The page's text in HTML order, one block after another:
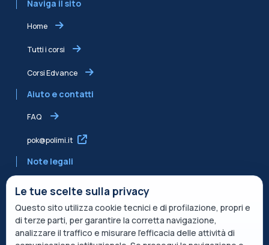
Naviga il sito
Home
Tutti i corsi
Corsi Edvance
Aiuto e contatti
FAQ
pok@polimi.it
Note legali
Informativa condivisa Edvance per il trattamento dei dati
Termini di servizio
Le tue scelte sulla privacy
Questo sito utilizza cookie tecnici e di profilazione, propri e
di terze parti, per garantire la corretta navigazione,
analizzare il traffico e misurare l’efficacia delle attività di